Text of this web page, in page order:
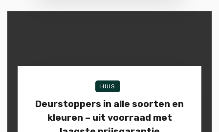
HUIS
Deurstoppers in alle soorten en
kleuren – uit voorraad met